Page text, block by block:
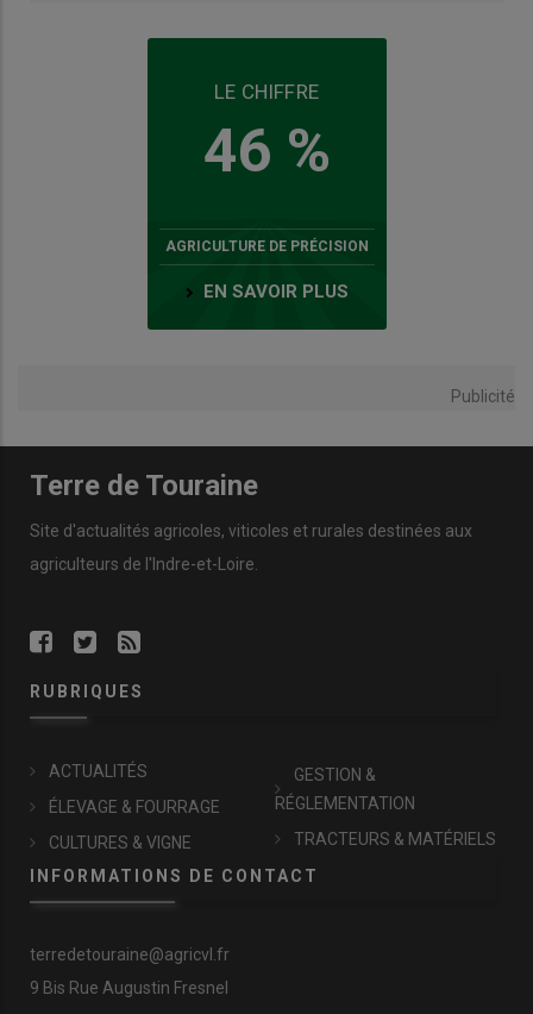
LE CHIFFRE
46 %
AGRICULTURE DE PRÉCISION
EN SAVOIR PLUS
Publicité
Terre de Touraine
Site d'actualités agricoles, viticoles et rurales destinées aux
agriculteurs de l'Indre-et-Loire.
RUBRIQUES
ACTUALITÉS
ÉLEVAGE & FOURRAGE
CULTURES & VIGNE
GESTION &
RÉGLEMENTATION
TRACTEURS & MATÉRIELS
INFORMATIONS DE CONTACT
terredetouraine@agricvl.fr
9 Bis Rue Augustin Fresnel